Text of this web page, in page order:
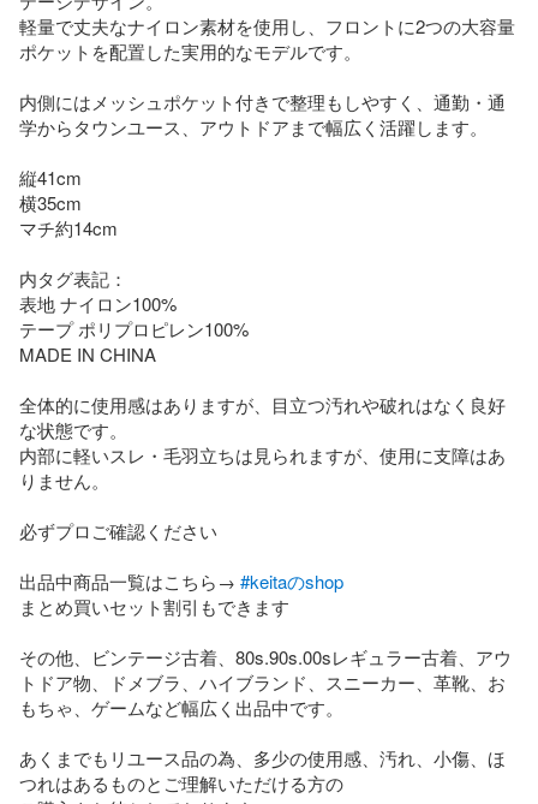
軽量で丈夫なナイロン素材を使用し、フロントに2つの大容量
ポケットを配置した実用的なモデルです。
内側にはメッシュポケット付きで整理もしやすく、通勤・通
学からタウンユース、アウトドアまで幅広く活躍します。
縦41cm
横35cm
マチ約14cm
内タグ表記：
表地 ナイロン100%
テープ ポリプロピレン100%
MADE IN CHINA
全体的に使用感はありますが、目立つ汚れや破れはなく良好
な状態です。
内部に軽いスレ・毛羽立ちは見られますが、使用に支障はあ
りません。
必ずプロご確認ください
出品中商品一覧はこちら→ #keitaのshop
まとめ買いセット割引もできます
その他、ビンテージ古着、80s.90s.00sレギュラー古着、アウ
トドア物、ドメブラ、ハイブランド、スニーカー、革靴、お
もちゃ、ゲームなど幅広く出品中です。
あくまでもリユース品の為、多少の使用感、汚れ、小傷、ほ
つれはあるものとご理解いただける方の